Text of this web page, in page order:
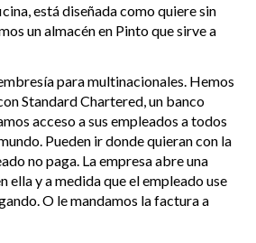
está diseñada como quiere sin
un almacén en Pinto que sirve a
para multinacionales. Hemos
Standard Chartered, un banco
acceso a sus empleados a todos
Pueden ir donde quieran con la
no paga. La empresa abre una
ella y a medida que el empleado use
O le mandamos la factura a